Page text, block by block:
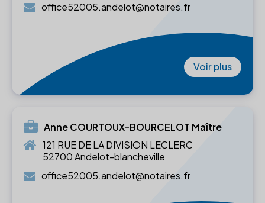
office52005.andelot@notaires.fr
Voir plus
Anne COURTOUX-BOURCELOT Maître
121 RUE DE LA DIVISION LECLERC
52700 Andelot-blancheville
office52005.andelot@notaires.fr